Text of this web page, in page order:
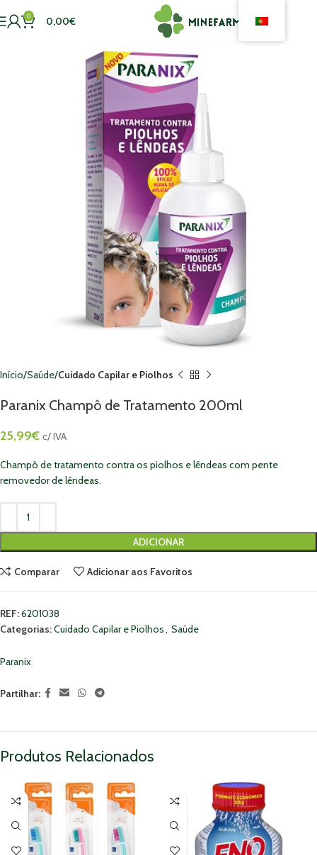
0 0,00€
Início Saúde Cuidado Capilar e Piolhos
Paranix Champô de Tratamento 200ml
25,99€ c/ IVA
Champô de tratamento contra os piolhos e lêndeas com pente
removedor de lêndeas.
ADICIONAR
Comparar Adicionar aos Favoritos
REF:6201038
Categorias:Cuidado Capilar e Piolhos, Saúde
Paranix
Partilhar:
Produtos Relacionados